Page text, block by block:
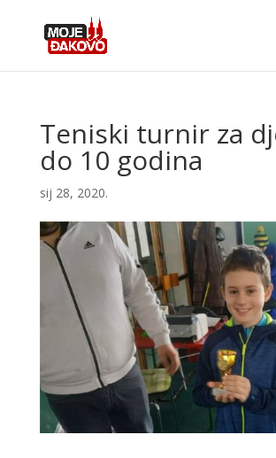
Teniski turnir za
do 10 godina
sij 28, 2020.